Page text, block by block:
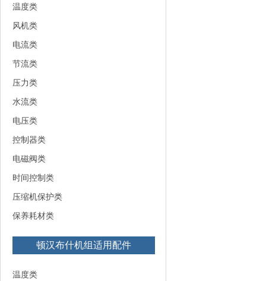
温度类
风机类
电流类
节流类
压力类
水流类
电压类
控制器类
电磁阀类
时间控制类
压缩机保护类
保养耗材类
顿汉布什机组适用配件
温度类